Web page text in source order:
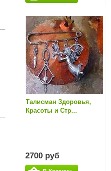
Талисман Здоровья,
Красоты и Стр...
2700 руб